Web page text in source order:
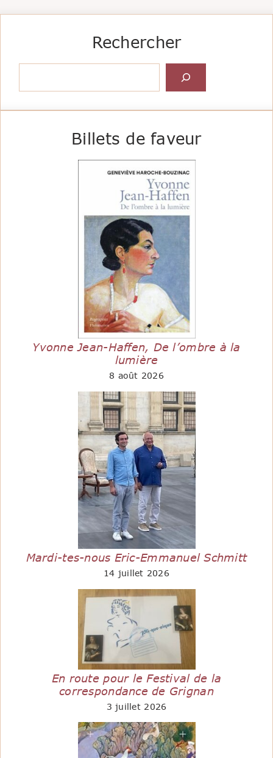
Rechercher
Billets de faveur
Yvonne Jean-Haffen, De l’ombre à la
lumière
8 août 2026
Mardi-tes-nous Eric-Emmanuel Schmitt
14 juillet 2026
En route pour le Festival de la
correspondance de Grignan
3 juillet 2026